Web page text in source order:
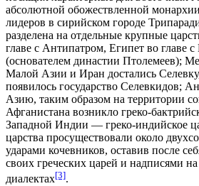
абсолютной обожествленной
лидеров в сирийском городе
разделена на отдельные крупные
главе с Антипатром, Египет во главе
(основателем династии Птолемеев);
Малой Азии и Иран достались Селевку,
появилось государство Селевкидов;
Азию, таким образом на территории
Афганистана возникло греко-
Западной Индии — греко-индийское
царства просуществовали около
ударами кочевников, оставив после
своих греческих царей и надписями
диалектах[3].